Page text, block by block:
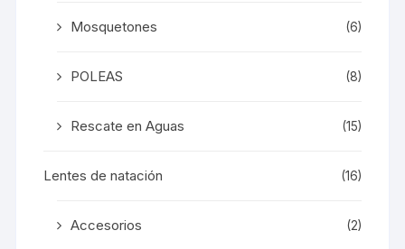
Mosquetones (6)
POLEAS (8)
Rescate en Aguas (15)
Lentes de natación (16)
Accesorios (2)